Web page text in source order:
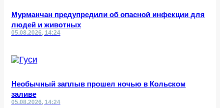
Мурманчан предупредили об опасной инфекции для
людей и животных
05.08.2026, 14:24
Необычный заплыв прошел ночью в Кольском
заливе
05.08.2026, 14:24